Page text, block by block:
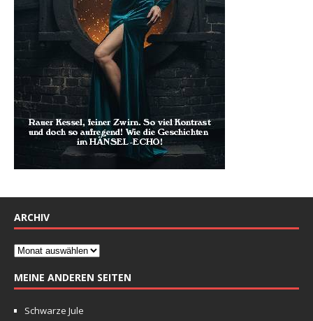
ARCHIV
MEINE ANDEREN SEITEN
Schwarze Jule